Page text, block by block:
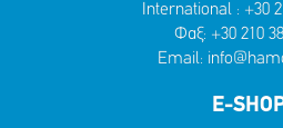
International : +30
Φαξ: +30 210
Email:
E-